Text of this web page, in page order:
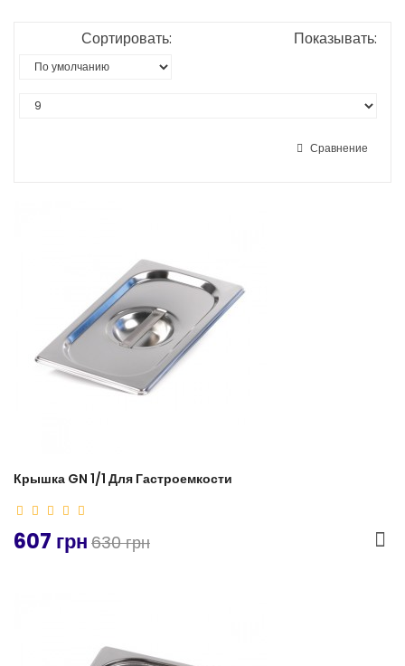
Сортировать: Показывать:
Сравнение
Крышка GN 1/1 Для Гастроемкости
607 грн 630 грн